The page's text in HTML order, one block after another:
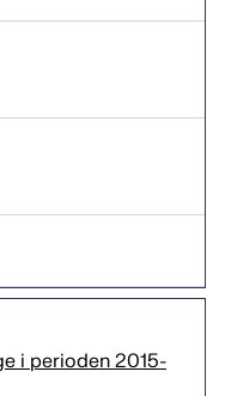
i perioden 2015-